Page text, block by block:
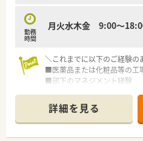
ら実務面まで幅広く学習でき
■チーム全体で協力しながら
1人3～5施設ほどを受け持ち
ポートしながら
す。
勤務
時間
月火水木金 9:00～
＼これまでに以下のご経験
■医薬品または化粧品等の工
■部下のマネジメント経験
未経験で企業でのお仕事にご
同社にて未経験でもご相談可
募集しておりますので
お気軽にお問合せ下さいませ！
詳細を見る